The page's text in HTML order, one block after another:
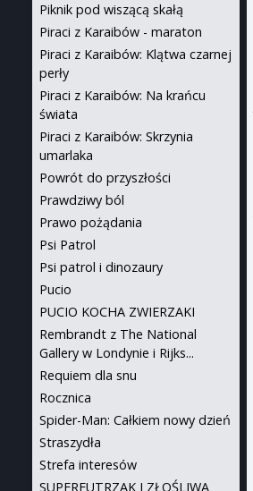
Piknik pod wiszącą skałą
Piraci z Karaibów - maraton
Piraci z Karaibów: Klątwa czarnej
perły
Piraci z Karaibów: Na krańcu
świata
Piraci z Karaibów: Skrzynia
umarlaka
Powrót do przyszłości
Prawdziwy ból
Prawo pożądania
Psi Patrol
Psi patrol i dinozaury
Pucio
PUCIO KOCHA ZWIERZAKI
Rembrandt z The National
Gallery w Londynie i Rijks...
Requiem dla snu
Rocznica
Spider-Man: Całkiem nowy dzień
Straszydła
Strefa interesów
SUPERFUTRZAK I ZŁOŚLIWA